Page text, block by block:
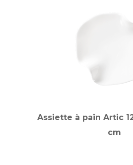
Assiette à pain Artic
cm